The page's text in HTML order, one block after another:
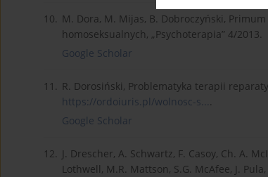
10. M. Dora, M. Mijas, B. Dobroczyński,
homoseksualnych, „Psychoterapia” 4/2013.
Google Scholar
11. R. Dorosiński, Problematyka terapii
https://ordoiuris.pl/wolnosc-s....
Google Scholar
12. J. Drescher, A. Schwartz, F. Casoy, Ch. A.
Lothwell, M.R. Mattson, S.G. McAfee, J.